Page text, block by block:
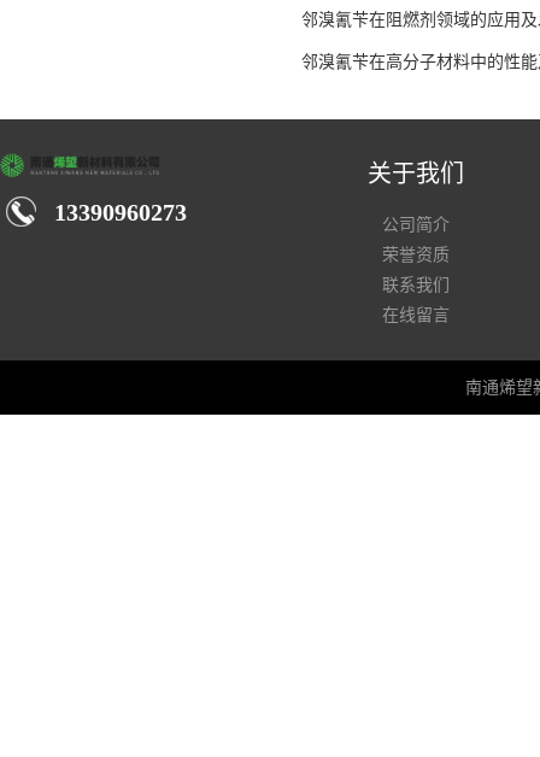
邻溴氰苄在阻燃剂领域的应用
邻溴氰苄在高分子材料中的性
13390960273
关于我们
公司简介
荣誉资质
联系我们
在线留言
南通烯望